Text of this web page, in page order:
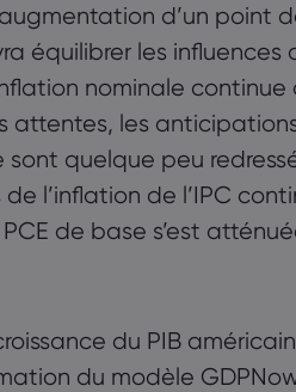
d’un
équilibrer les influences
nominale
attentes, les
sont quelque peu
l’inflation de l’IPC
de base s’est
du PIB
du modèle